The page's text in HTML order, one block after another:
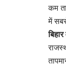
कम
में